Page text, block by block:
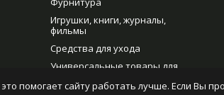
Игрушки, книги, журналы,
фильмы
Средства для ухода
Универсальные товары для
помогает сайту работать лучше. Если Вы